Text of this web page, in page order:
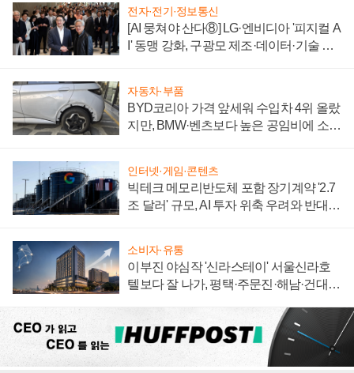
전자·전기·정보통신
[AI 뭉쳐야 산다⑧] LG·엔비디아 '피지컬 A
I' 동맹 강화, 구광모 제조·데이터·기술 결
자동차·부품
BYD코리아 가격 앞세워 수입차 4위 올랐
지만, BMW·벤츠보다 높은 공임비에 소비
인터넷·게임·콘텐츠
빅테크 메모리반도체 포함 장기계약 '2.7
조 달러' 규모, AI 투자 위축 우려와 반대
소비자·유통
이부진 야심작 '신라스테이' 서울신라호
텔보다 잘 나가, 평택·주문진·해남·건대로